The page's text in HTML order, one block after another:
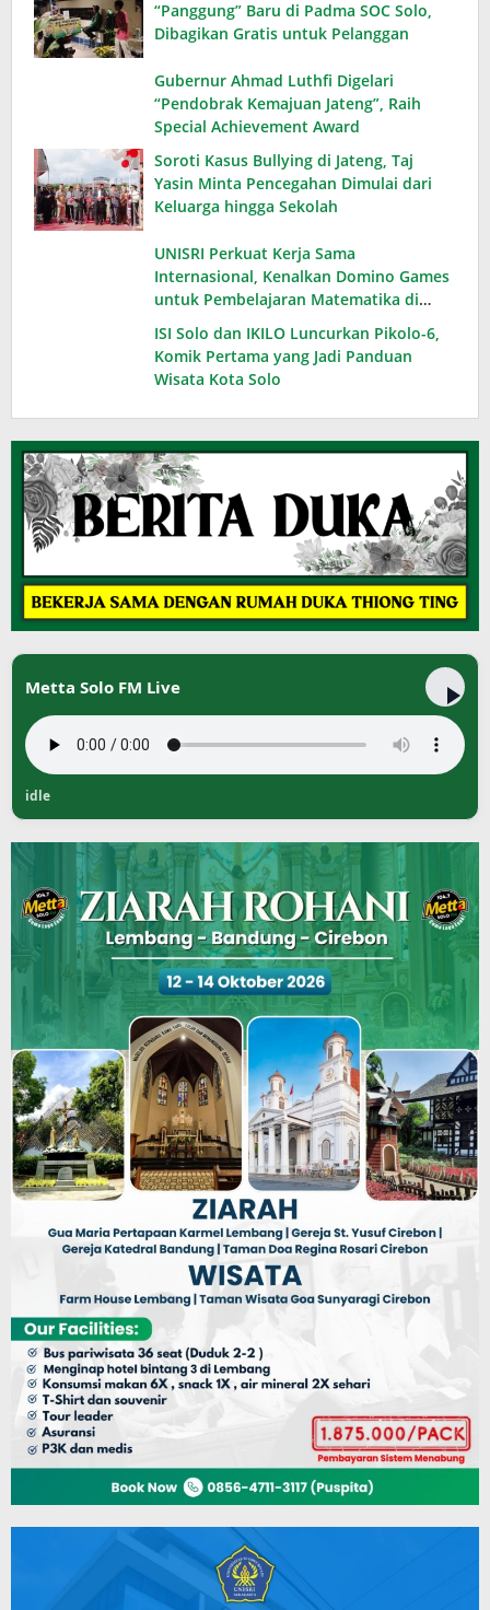
“Panggung” Baru di Padma SOC Solo,
Dibagikan Gratis untuk Pelanggan
Gubernur Ahmad Luthfi Digelari
“Pendobrak Kemajuan Jateng”, Raih
Special Achievement Award
Soroti Kasus Bullying di Jateng, Taj
Yasin Minta Pencegahan Dimulai dari
Keluarga hingga Sekolah
UNISRI Perkuat Kerja Sama
Internasional, Kenalkan Domino Games
untuk Pembelajaran Matematika di
Thailand
ISI Solo dan IKILO Luncurkan Pikolo-6,
Komik Pertama yang Jadi Panduan
Wisata Kota Solo
Metta Solo FM Live
idle